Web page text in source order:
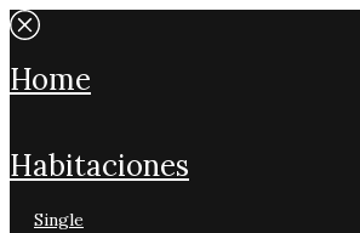
home
habitaciones
single